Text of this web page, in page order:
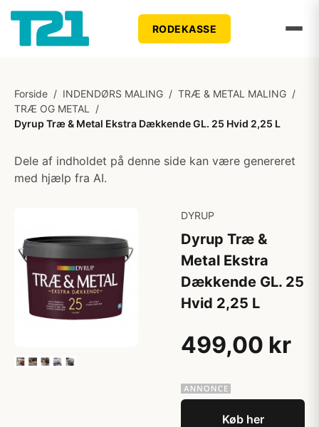
RODEKASSE
Forside / INDENDØRS MALING / TRÆ & METAL MALING /
TRÆ OG METAL
/
Dyrup Træ & Metal Ekstra Dækkende GL. 25 Hvid 2,25 L
Dele af indholdet på denne side kan være genereret
med hjælp fra AI.
DYRUP
Dyrup Træ &
Metal Ekstra
Dækkende GL. 25
Hvid 2,25 L
499,00 kr
Køb her